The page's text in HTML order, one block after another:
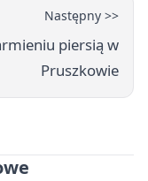
Następny >>
piersią w
Pruszkowie